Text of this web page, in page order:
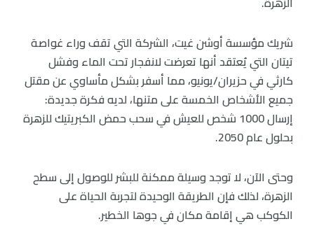
شريك مؤسسة أوشن غيت، الشركة التي تقف وراء غواصة
تيتان التي يُعتقد أنها تعرضت لانفجار تحت الماء وفشل
كارثي في حزيران/يونيو، مما أسفر بشكل مأساوي عن مقتل
جميع الأشخاص الخمسة على متنها، لديه فكرة جديدة:
إرسال 1000 شخص للعيش في سحب حمض الكبريتيك للزهرة
بحلول عام 2050.
وحتى الآن، لا توجد وسيلة ممكنة للبشر للوصول إلى سطح
الزهرة، لذلك فإن الطريقة الوحيدة لتجربة الحياة على
الكوكب هي إقامة مكان في جوها الخطير.